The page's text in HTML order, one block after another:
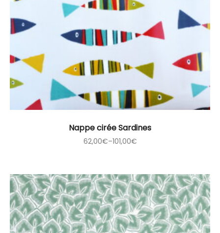
Nappe cirée Sardines
62,00€–101,00€